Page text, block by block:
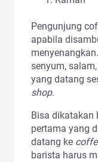
Pengunjung
apabila
senyum,
yang datang
shop.
Bisa dikatakan
pertama yang
datang ke
barista harus